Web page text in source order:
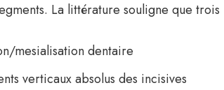
La littérature souligne que
mesialisation dentaire
verticaux absolus des incisives